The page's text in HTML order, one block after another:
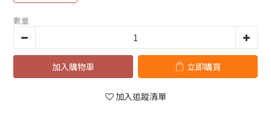
數量
加入購物車 立即購買
加入追蹤清單